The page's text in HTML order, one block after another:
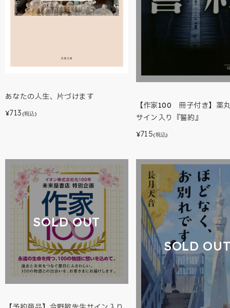
あなたの人生、片づけます
¥713 (税込)
【作家100 冊子付き】薬
サイン入り『誓約』
¥715(税込)
SOLD OUT
SOLD